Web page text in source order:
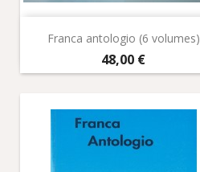
Franca antologio (6 volumes)
Prix
48,00 €